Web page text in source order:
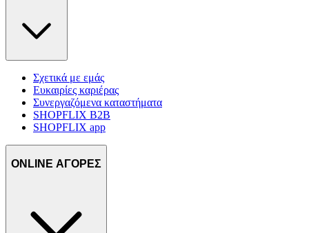
Σχετικά με εμάς
Ευκαιρίες καριέρας
Συνεργαζόμενα καταστήματα
SHOPFLIX B2B
SHOPFLIX app
ONLINE ΑΓΟΡΕΣ